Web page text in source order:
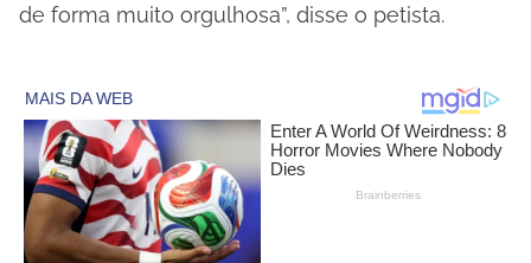
de forma muito orgulhosa”, disse o petista.